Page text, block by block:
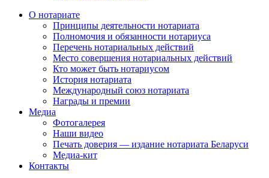
О нотариате
Принципы деятельности нотариата
Полномочия и обязанности нотариуса
Перечень нотариальных действий
Место совершения нотариальных действий
Кто может быть нотариусом
История нотариата
Международный союз нотариата
Награды и премии
Медиа
Фотогалерея
Наши видео
Печать доверия — издание нотариата Беларуси
Медиа-кит
Контакты